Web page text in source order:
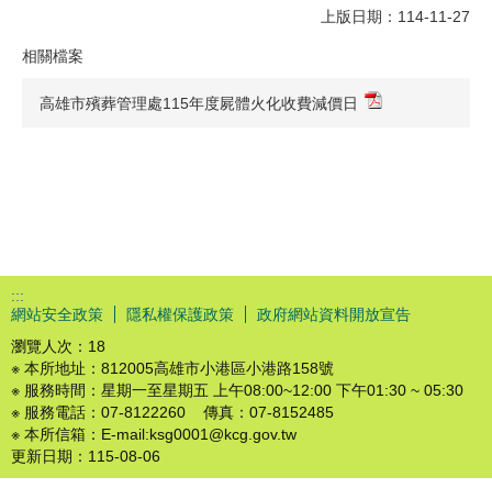
上版日期：114-11-27
相關檔案
高雄市殯葬管理處115年度屍體火化收費減價日
:::
網站安全政策
隱私權保護政策
政府網站資料開放宣告
瀏覽人次： 18
※ 本所地址：812005高雄市小港區小港路158號
※ 服務時間：星期一至星期五 上午08:00~12:00 下午01:30 ~ 05:30
※ 服務電話：07-8122260 傳真：07-8152485
※ 本所信箱：E-mail:ksg0001@kcg.gov.tw
更新日期： 115-08-06